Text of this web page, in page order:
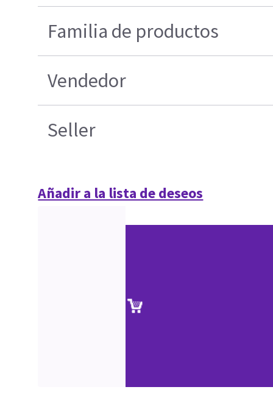
Familia de productos
Vendedor
Seller
Añadir a la lista de deseos